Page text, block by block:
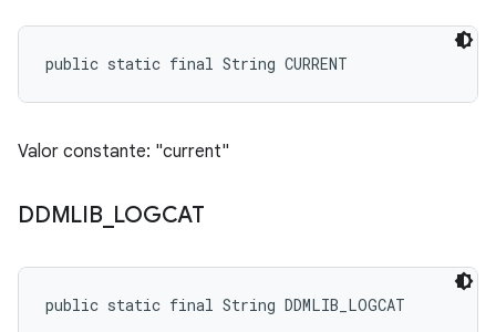
public static final String CURRENT
Valor constante: "current"
DDMLIB_ LOGCAT
public static final String DDMLIB_LOGCAT